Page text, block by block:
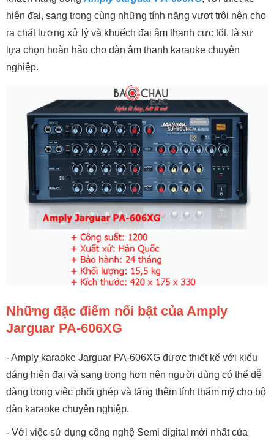
hiện đại, sang trọng cùng những tính năng vượt trội nên cho
ra chất lượng xử lý và khuếch đại âm thanh cực tốt, là sự
lựa chọn hoàn hảo cho dàn âm thanh karaoke chuyên
nghiệp.
Những đặc điểm nổi bật của Amply
Jarguar PA-606XG
- Amply karaoke Jarguar PA-606XG được thiết kế với kiểu
dáng hiện đại và sang trọng hơn nên người dùng có thể dễ
dàng trong việc phối ghép và tăng thêm tính thẩm mỹ cho bộ
dàn karaoke chuyên nghiệp.
- Với việc sử dụng công nghệ Semi digital mới nhất của